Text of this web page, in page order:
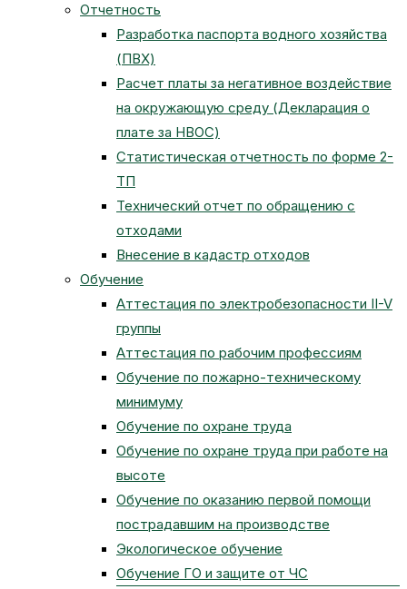
Отчетность
Разработка паспорта водного хозяйства
(ПВХ)
Расчет платы за негативное воздействие
на окружающую среду (Декларация о
плате за НВОС)
Статистическая отчетность по форме 2-
ТП
Технический отчет по обращению с
отходами
Внесение в кадастр отходов
Обучение
Аттестация по электробезопасности II-V
группы
Аттестация по рабочим профессиям
Обучение по пожарно-техническому
минимуму
Обучение по охране труда
Обучение по охране труда при работе на
высоте
Обучение по оказанию первой помощи
пострадавшим на производстве
Экологическое обучение
Обучение ГО и защите от ЧС